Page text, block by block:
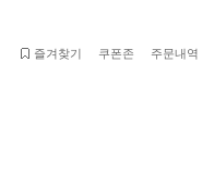
주문내역
쿠폰존
즐겨찾기